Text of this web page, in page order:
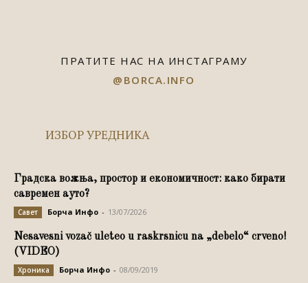
ПРАТИТЕ НАС НА ИНСТАГРАМУ
@BORCA.INFO
ИЗБОР УРЕДНИКА
Градска вожња, простор и економичност: како бирати
савремен ауто?
Савет Борча Инфо - 13/07/2026
Nesavesni vozač uleteo u raskrsnicu na „debelo“ crveno!
(VIDEO)
Хроника Борча Инфо - 08/09/2019